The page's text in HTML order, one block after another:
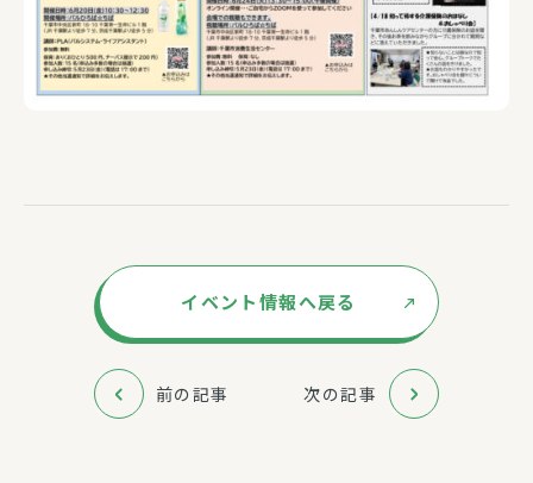
イベント情報へ戻る
前の記事 次の記事